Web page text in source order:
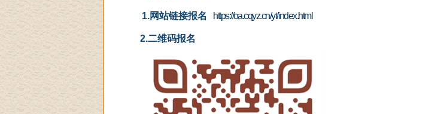
1.网站链接报名 https://oa.cqyz.cn/yt/index.html
2.二维码报名